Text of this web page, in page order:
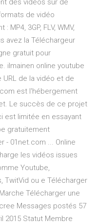
des vidéos sur de
de vidéo
3GP, FLV, WMV,
avez la Téléchargeur
gratuit pour
ilmainen online youtube
URL de la vidéo et de
est l'hébergement
Le succès de ce projet
est limitée en essayant
gratuitement
- 01net.com ... Online
les vidéos issues
Youtube,
TwitVid ou e Télécharger
Télécharger une
Messages postés 57
2015 Statut Membre